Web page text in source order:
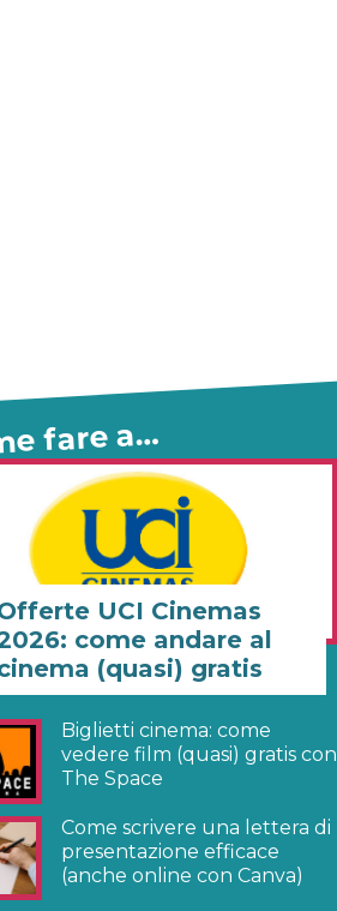
fare a…
UCI Cinemas
come andare al
(quasi) gratis
Biglietti cinema: come
vedere film (quasi) gratis con
The Space
Come scrivere una lettera di
presentazione efficace
(anche online con Canva)